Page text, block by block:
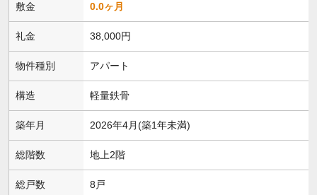
敷金 0.0ヶ月
礼金 38,000円
物件種別 アパート
構造 軽量鉄骨
築年月 2026年4月(築1年未満)
総階数 地上2階
総戸数 8戸